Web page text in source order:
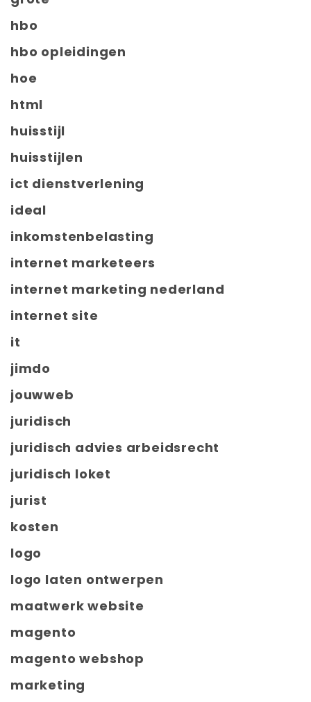
hbo
hbo opleidingen
hoe
html
huisstijl
huisstijlen
ict dienstverlening
ideal
inkomstenbelasting
internet marketeers
internet marketing nederland
internet site
it
jimdo
jouwweb
juridisch
juridisch advies arbeidsrecht
juridisch loket
jurist
kosten
logo
logo laten ontwerpen
maatwerk website
magento
magento webshop
marketing